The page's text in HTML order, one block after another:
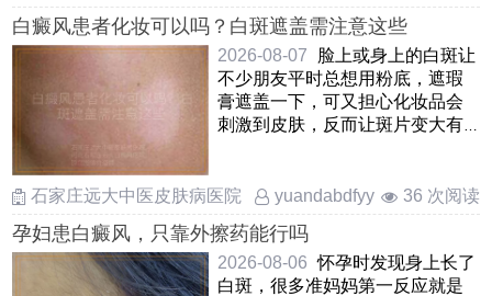
白癜风患者化妆可以吗？白斑遮盖需注意这些
2026-08-07
脸上或身上的白斑让
不少朋友平时总想用粉底，遮瑕
膏遮盖一下，可又担心化妆品会
刺激到皮肤，反而让斑片变大有
石家庄远大中医皮肤病医院 yuandabdfyy 36 次阅读
孕妇患白癜风，只靠外擦药能行吗
2026-08-06 怀孕时发现身上长了
白斑，很多准妈妈第一反应就是